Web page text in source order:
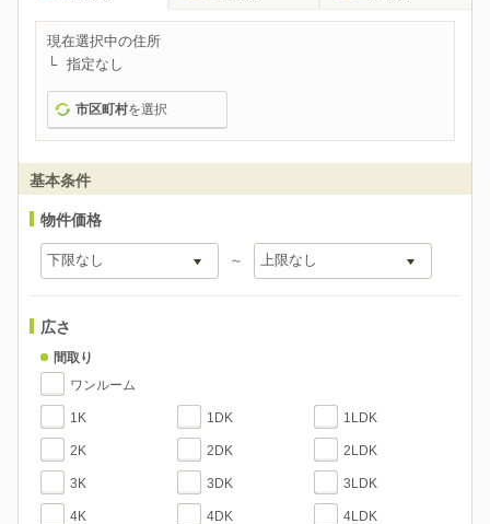
現在選択中の住所
指定なし
市区町村を選択
基本条件
物件価格
～
広さ
間取り
ワンルーム
1K 1DK 1LDK
2K 2DK 2LDK
3K 3DK 3LDK
4K 4DK 4LDK